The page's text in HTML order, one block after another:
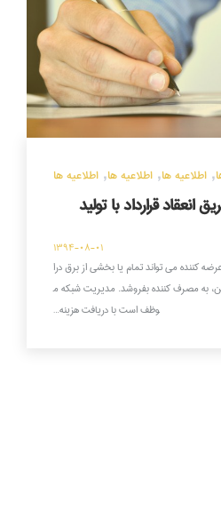
, اطلاعیه ها, اطلاعیه ها, اطلاعیه ها
انعقاد قرارداد با تولید
۱۳۹۴-۰۸-۰۱
کننده می تواند تمام یا بخشی از برق درا
به مصرف کننده بفروشد. مدیریت شبکه م
وظف است با دریافت هزینه…